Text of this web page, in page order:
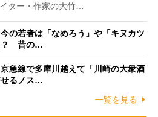
ター・作家の大竹…
の若者は「なめろう」や「キヌカツ
？ 昔の…
急線で多摩川越えて「川崎の大衆酒
るノス…
一覧を見る